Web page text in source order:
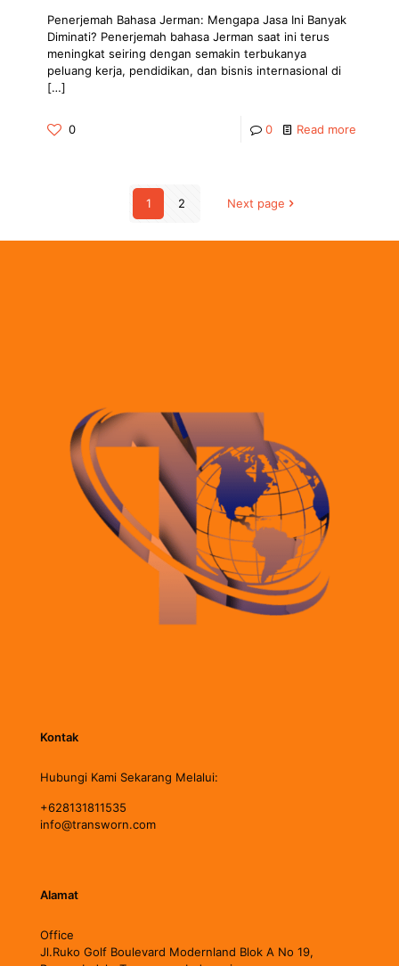
Penerjemah Bahasa Jerman: Mengapa Jasa Ini Banyak
Diminati? Penerjemah bahasa Jerman saat ini terus
meningkat seiring dengan semakin terbukanya
peluang kerja, pendidikan, dan bisnis internasional di
[…]
0 0 Read more
1 2 Next page
Kontak
Hubungi Kami Sekarang Melalui:
+628131811535
info@transworn.com
Alamat
Office
Jl.Ruko Golf Boulevard Modernland Blok A No 19,